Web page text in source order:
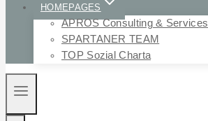
HOMEPAGES
APROS Consulting & Services
SPARTANER TEAM
TOP Sozial Charta